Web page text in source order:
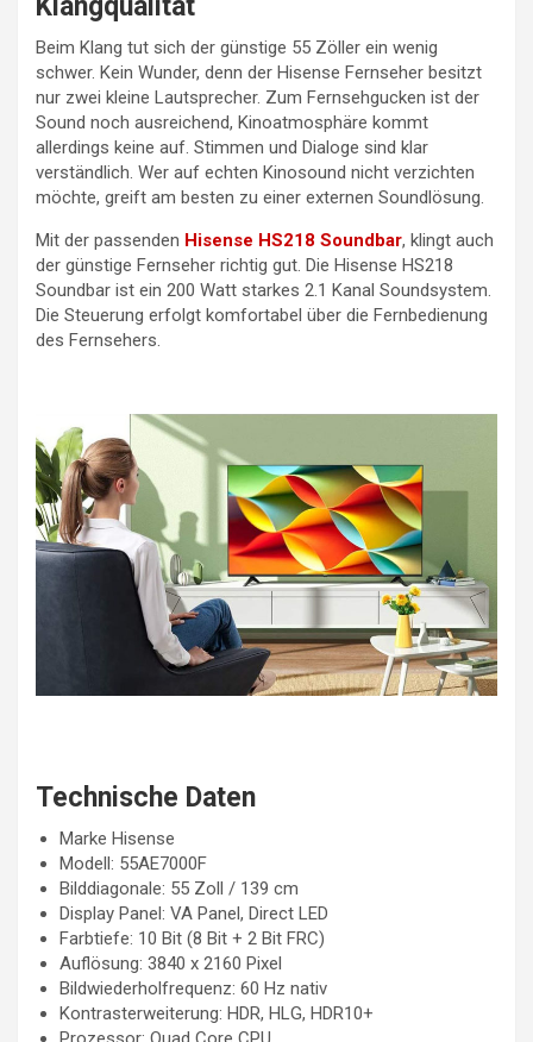
Klangqualität
Beim Klang tut sich der günstige 55 Zöller ein wenig
schwer. Kein Wunder, denn der Hisense Fernseher besitzt
nur zwei kleine Lautsprecher. Zum Fernsehgucken ist der
Sound noch ausreichend, Kinoatmosphäre kommt
allerdings keine auf. Stimmen und Dialoge sind klar
verständlich. Wer auf echten Kinosound nicht verzichten
möchte, greift am besten zu einer externen Soundlösung.
Mit der passenden Hisense HS218 Soundbar, klingt auch
der günstige Fernseher richtig gut. Die Hisense HS218
Soundbar ist ein 200 Watt starkes 2.1 Kanal Soundsystem.
Die Steuerung erfolgt komfortabel über die Fernbedienung
des Fernsehers.
Technische Daten
Marke Hisense
Modell: 55AE7000F
Bilddiagonale: 55 Zoll / 139 cm
Display Panel: VA Panel, Direct LED
Farbtiefe: 10 Bit (8 Bit + 2 Bit FRC)
Auflösung: 3840 x 2160 Pixel
Bildwiederholfrequenz: 60 Hz nativ
Kontrasterweiterung: HDR, HLG, HDR10+